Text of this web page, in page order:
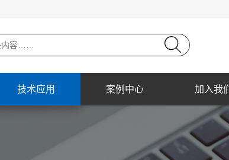
技术应用 案例中心 加入我们